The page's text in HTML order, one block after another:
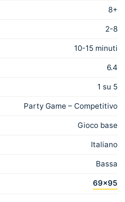
8+
2-8
10-15 minuti
6.4
1 su 5
Party Game – Competitivo
Gioco base
Italiano
Bassa
69×95